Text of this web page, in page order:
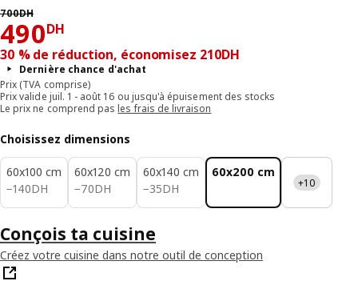
700DH
Prix précédent 700DH
490DH
490DH
30 % de réduction, économisez 210DH
Dernière chance d'achat
Prix (TVA comprise)
Prix valide juil. 1 - août 16 ou jusqu'à épuisement des stocks
Le prix ne comprend pasles frais de livraison
Choisissez dimensions
60x100 cm
−140DH
140DH
60x120 cm
−70DH
70DH
60x140 cm
−35DH
35DH
60x200 cm
+10
Conçois ta cuisine
Créez votre cuisine dans notre outil de conception